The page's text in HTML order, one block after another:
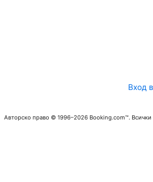
Вход
Авторско право © 1996–2026 Booking.com™. Всички